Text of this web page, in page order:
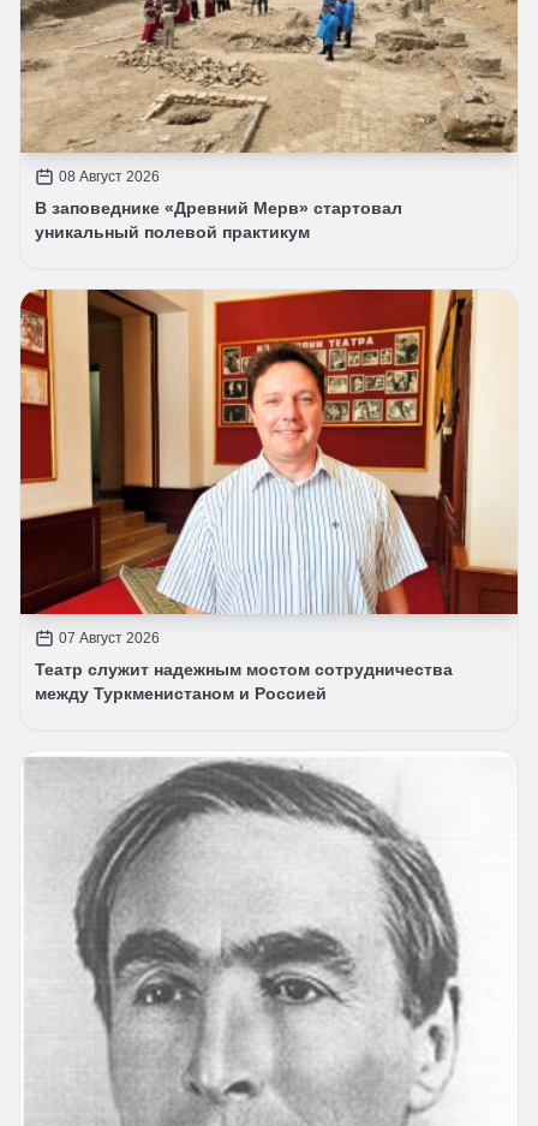
08 Август 2026
В заповеднике «Древний Мерв» стартовал
уникальный полевой практикум
07 Август 2026
Театр служит надежным мостом сотрудничества
между Туркменистаном и Россией